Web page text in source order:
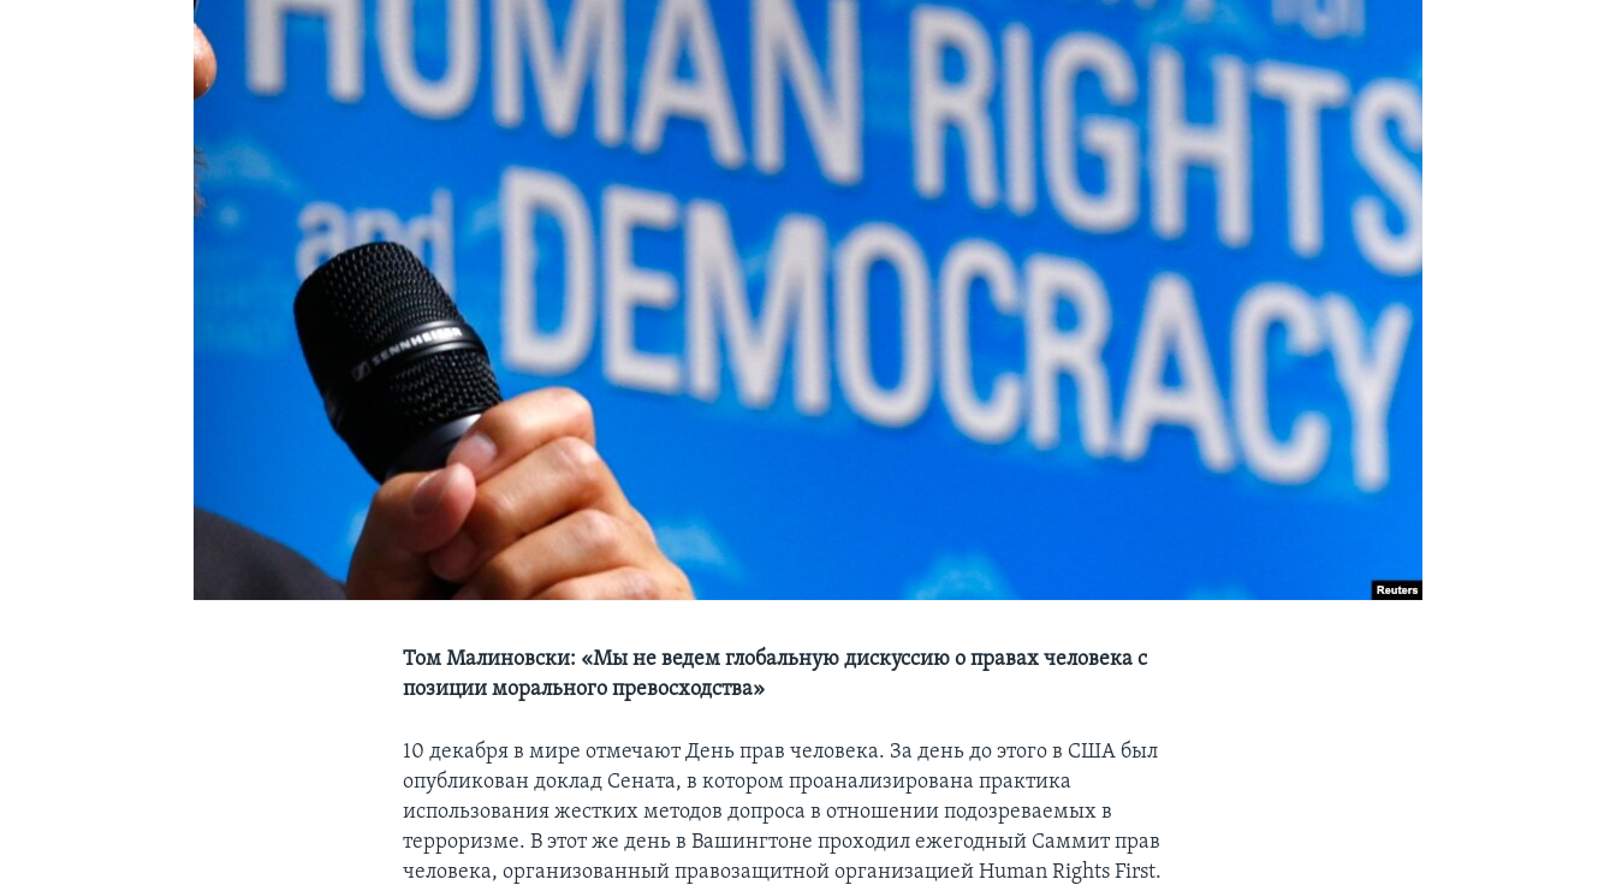
Том Малиновски: «Мы не ведем глобальную дискуссию о правах человека с
позиции морального превосходства»
10 декабря в мире отмечают День прав человека. За день до этого в США был
опубликован доклад Сената, в котором проанализирована практика
использования жестких методов допроса в отношении подозреваемых в
терроризме. В этот же день в Вашингтоне проходил ежегодный Саммит прав
человека, организованный правозащитной организацией Human Rights First.